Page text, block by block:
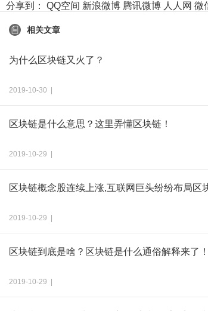
分享到： QQ空间 新浪微博 腾讯微博 人人网 微
相关文章
为什么区块链又火了？
2019-10-30 |
区块链是什么意思？这里弄懂区块链！
2019-10-29 |
区块链概念股连续上涨,互联网巨头纷纷布局区
2019-10-29 |
区块链到底是啥？区块链是什么通俗解释来了！
2019-10-29 |